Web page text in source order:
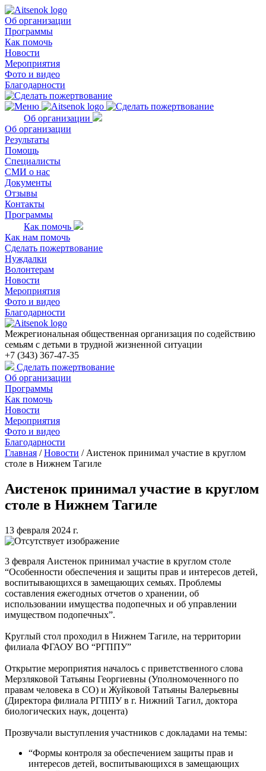
Об организации
Программы
Как помочь
Новости
Мероприятия
Фото и видео
Благодарности
Об организации
Об организации
Результаты
Помощь
Специалисты
СМИ о нас
Документы
Отзывы
Контакты
Программы
Как помочь
Как нам помочь
Сделать пожертвование
Нуждалки
Волонтерам
Новости
Мероприятия
Фото и видео
Благодарности
Межрегиональная общественная организация по содействию
семьям с детьми в трудной жизненной ситуации
+7 (343) 367-47-35
Сделать пожертвование
Об организации
Программы
Как помочь
Новости
Мероприятия
Фото и видео
Благодарности
Главная /Новости / Аистенок принимал участие в круглом
столе в Нижнем Тагиле
Аистенок принимал участие в круглом
столе в Нижнем Тагиле
13 февраля 2024 г.
3 февраля Аистенок принимал участие в круглом столе
“Особенности обеспечения и защиты прав и интересов детей,
воспитывающихся в замещающих семьях. Проблемы
составления ежегодных отчетов о хранении, об
использовании имущества подопечных и об управлении
имуществом подопечных”.
Круглый стол проходил в Нижнем Тагиле, на территории
филиала ФГАОУ ВО “РГППУ”
Открытие мероприятия началось с приветственного слова
Мерзляковой Татьяны Георгиевны (Уполномоченного по
правам человека в СО) и Жуйковой Татьяны Валерьевны
(Директора филиала РГППУ в г. Нижний Тагил, доктора
биологических наук, доцента)
Прозвучали выступления участников с докладами на темы:
“Формы контроля за обеспечением защиты прав и
интересов детей, воспитывающихся в замещающих